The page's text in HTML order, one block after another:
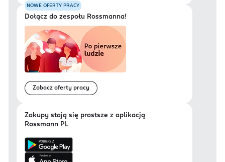
NOWE OFERTY PRACY
Dołącz do zespołu Rossmanna!
Zobacz oferty pracy
Zakupy stają się prostsze z aplikacją
Rossmann PL